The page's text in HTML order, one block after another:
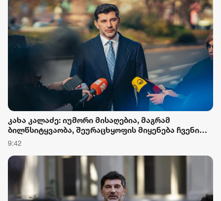
კახა კალაძე: იუმორი მისაღებია, მაგრამ
ბილწსიტყვაობა, შეურაცხყოფის მიყენება ჩვენი
წარსულის, კულტურის, წარმატებული
9:42